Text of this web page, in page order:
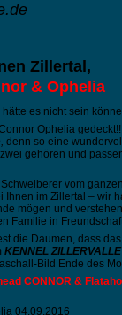
Zillertal,
& Ophelia
es nicht sein
Ophelia
denn so eine
gehören und
vom
Ihnen im Zillertal – wir
mögen und
Familie in
die Daumen, dass das
KENNEL
Bild Ende des
CONNOR &